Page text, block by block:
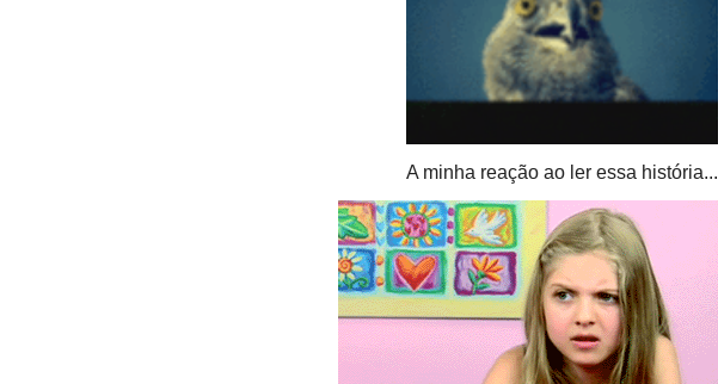
A minha reação ao ler essa história...